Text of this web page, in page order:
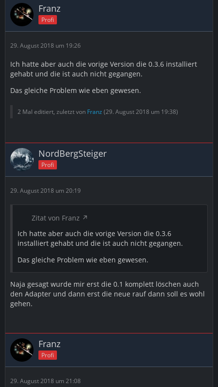
Franz
Profi
29. August 2018 um 19:26
Ich hatte aber auch die vorige Version die 0.3.6 installiert
gehabt und die ist auch nicht gegangen.
Das gleiche Problem wie eben gewesen.
2 Mal editiert, zuletzt von Franz (29. August 2018 um 19:38)
NordBergSteiger
Profi
29. August 2018 um 20:19
Zitat von Franz
Ich hatte aber auch die vorige Version die 0.3.6
installiert gehabt und die ist auch nicht gegangen.
Das gleiche Problem wie eben gewesen.
Naja gesagt wurde mir erst die 0.1 komplett löschen auch
den Adapter und dann erst die neue rauf dann soll es wohl
gehen.
Franz
Profi
29. August 2018 um 21:08